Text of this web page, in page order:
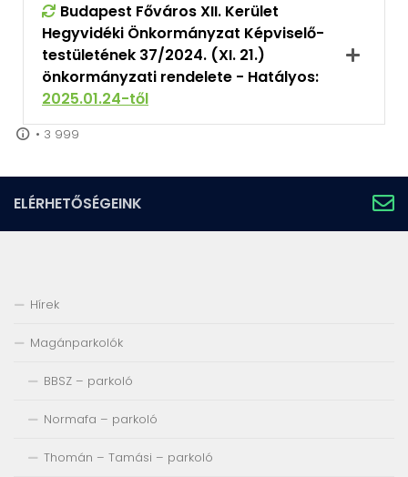
Budapest Főváros XII. Kerület
Hegyvidéki Önkormányzat Képviselő-
testületének 37/2024. (XI. 21.)
önkormányzati rendelete - Hatályos:
2025.01.24-től
• 3 999
ELÉRHETŐSÉGEINK
Hírek
Magánparkolók
BBSZ – parkoló
Normafa – parkoló
Thomán – Tamási – parkoló